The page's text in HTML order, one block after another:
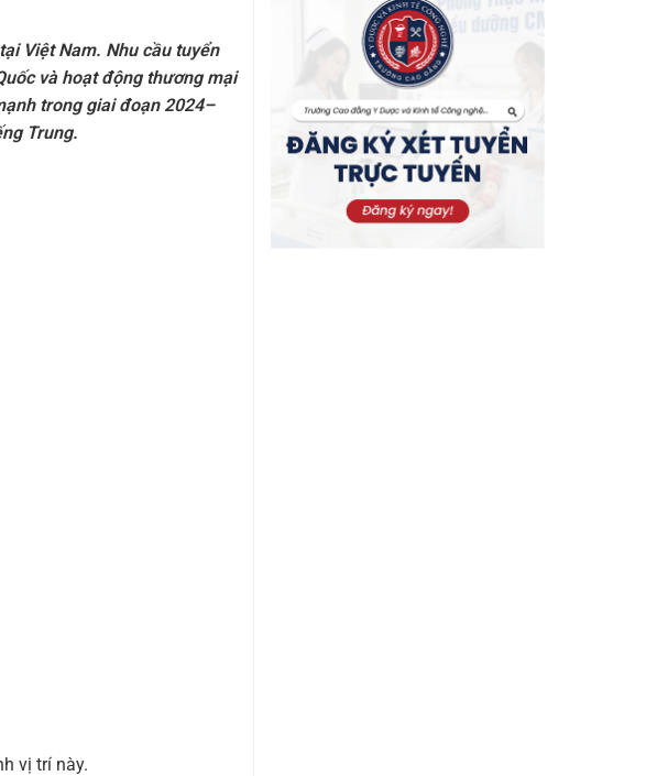
Việt Nam. Nhu cầu tuyển
và hoạt động thương mại
trong giai đoạn 2024–
Trung.
vị trí này.